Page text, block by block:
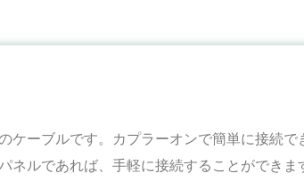
ケーブルです。カプラーオンで簡単に接続で
ネルであれば、手軽に接続することができま